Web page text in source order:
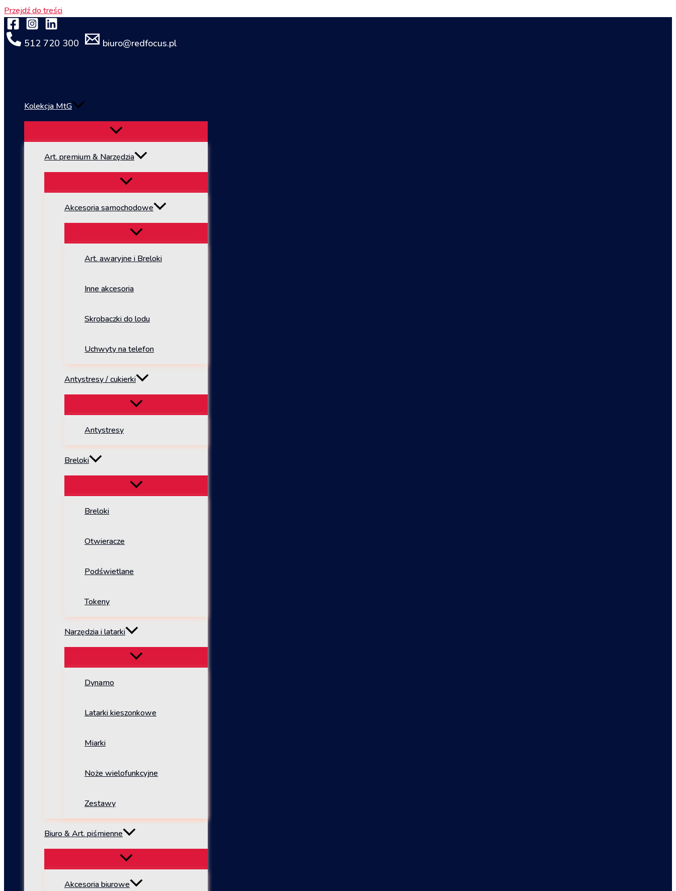
Przejdź do treści
512 720 300 biuro@redfocus.pl
Kolekcja MtG
Art. premium & Narzędzia
Akcesoria samochodowe
Art. awaryjne i Breloki
Inne akcesoria
Skrobaczki do lodu
Uchwyty na telefon
Antystresy / cukierki
Antystresy
Breloki
Breloki
Otwieracze
Podświetlane
Tokeny
Narzędzia i latarki
Dynamo
Latarki kieszonkowe
Miarki
Noże wielofunkcyjne
Zestawy
Biuro & Art. piśmienne
Akcesoria biurowe